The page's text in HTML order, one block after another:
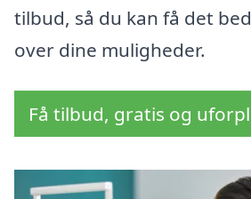
tilbud, så du kan få det
over dine muligheder.
Få tilbud, gratis og